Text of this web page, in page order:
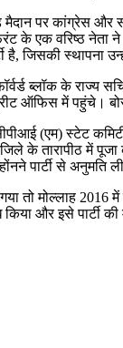
मैदान पर कांग्रेस और
एक वरिष्ठ नेता ने
है, जिसकी स्थापना
ब्लॉक के राज्य
ऑफिस में पहुंचे।
(एम) स्टेट
जिले के तारापीठ में
पार्टी से
तो मोल्लाह 2016
और इसे पार्टी की